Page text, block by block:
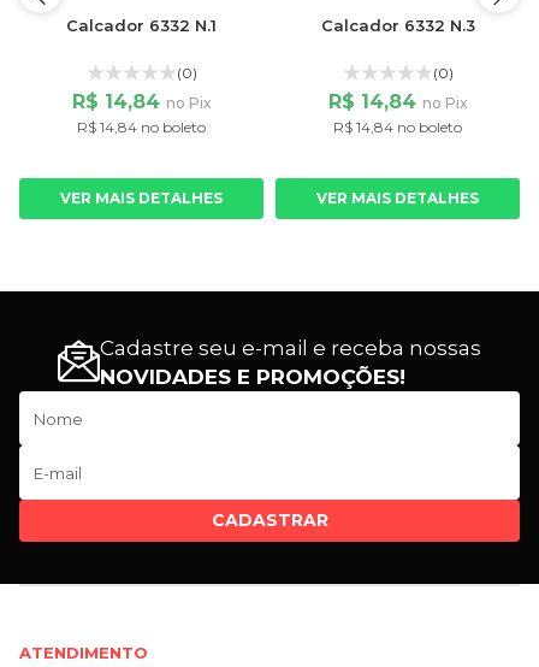
Calcador 6332 N.1
(0)
R$ 14,84 no Pix
R$ 14,84 no boleto
VER MAIS DETALHES
Calcador 6332 N.3
(0)
R$ 14,84 no Pix
R$ 14,84 no boleto
VER MAIS DETALHES
Cadastre seu e-mail e receba nossas
NOVIDADES E PROMOÇÕES!
CADASTRAR
ATENDIMENTO